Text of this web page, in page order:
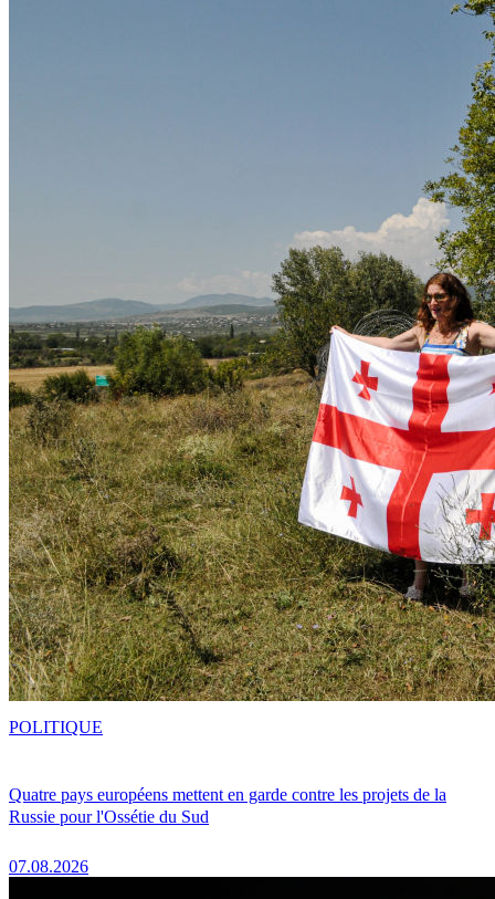
Quatre pays européens mettent en garde contre les projets de la
Russie pour l'Ossétie du Sud
07.08.2026
POLITIQUE